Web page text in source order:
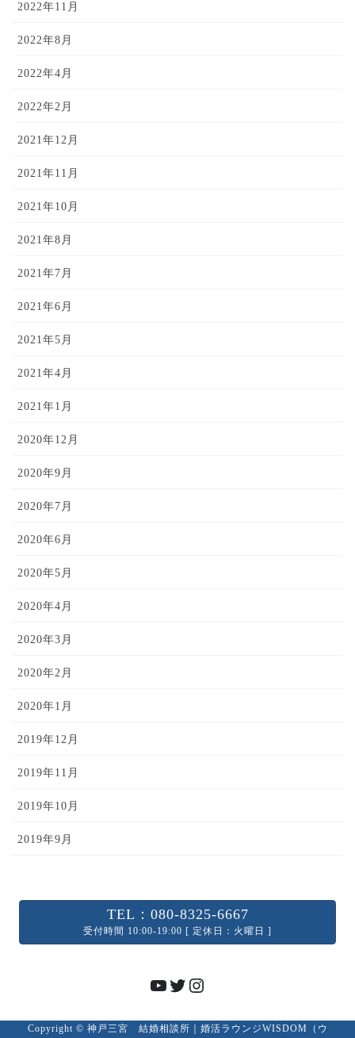
2022年11月
2022年8月
2022年4月
2022年2月
2021年12月
2021年11月
2021年10月
2021年8月
2021年7月
2021年6月
2021年5月
2021年4月
2021年1月
2020年12月
2020年9月
2020年7月
2020年6月
2020年5月
2020年4月
2020年3月
2020年2月
2020年1月
2019年12月
2019年11月
2019年10月
2019年9月
TEL：080-8325-6667
受付時間 10:00-19:00 [ 定休日：火曜日 ]
YouTube
Twitter
Instagram
Copyright © 神戸三宮 結婚相談所｜婚活ラウンジWISDOM（ウ